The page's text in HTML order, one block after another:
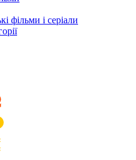
фільми і серіали